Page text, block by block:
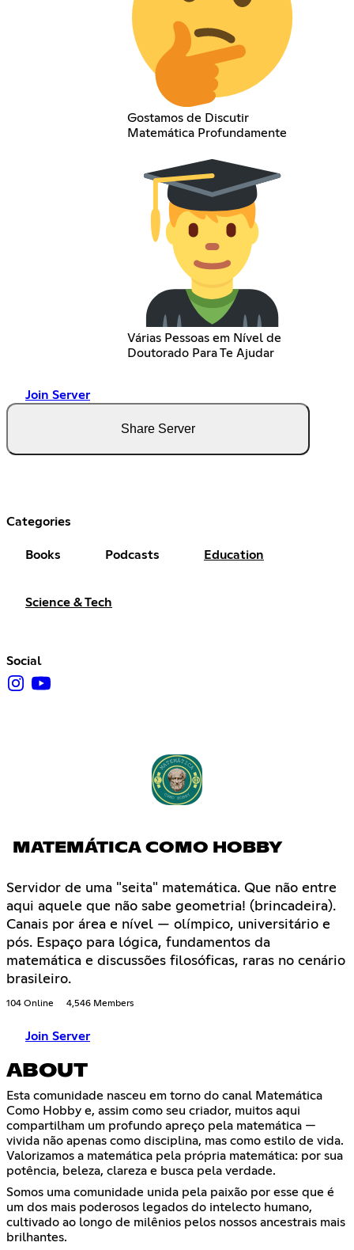
Gostamos de Discutir
Matemática Profundamente
Várias Pessoas em Nível de
Doutorado Para Te Ajudar
Join Server
Share Server
Categories
Books Podcasts Education
Science & Tech
Social
MATEMÁTICA COMO HOBBY
Servidor de uma "seita" matemática. Que não entre
aqui aquele que não sabe geometria! (brincadeira).
Canais por área e nível — olímpico, universitário e
pós. Espaço para lógica, fundamentos da
matemática e discussões filosóficas, raras no cenário
brasileiro.
104 Online 4,546 Members
Join Server
ABOUT
Esta comunidade nasceu em torno do canal Matemática
Como Hobby e, assim como seu criador, muitos aqui
compartilham um profundo apreço pela matemática —
vivida não apenas como disciplina, mas como estilo de vida.
Valorizamos a matemática pela própria matemática: por sua
potência, beleza, clareza e busca pela verdade.
Somos uma comunidade unida pela paixão por esse que é
um dos mais poderosos legados do intelecto humano,
cultivado ao longo de milênios pelos nossos ancestrais mais
brilhantes.